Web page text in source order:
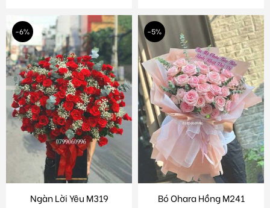
-6%
Ngàn Lời Yêu M319
-5%
Bó Ohara Hồng M241